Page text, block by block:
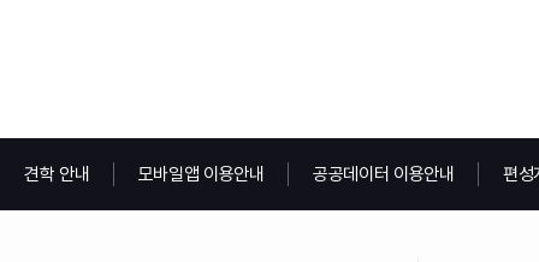
견학 안내 모바일앱 이용안내 공공데이터 이용안내 편성